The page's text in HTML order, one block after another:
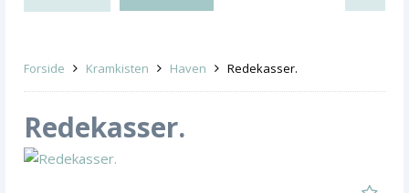
Forside Kramkisten Haven Redekasser.
Redekasser.